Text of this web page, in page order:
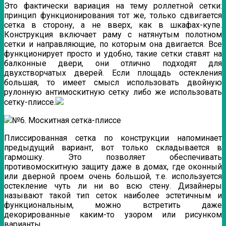
Это фактически вариация на тему роллетной сетки:
принцип функционирования тот же, только сдвигается
сетка в сторону, а не вверх, как в шкафах-купе.
Конструкция включает раму с натянутым полотном
сетки и направляющие, по которым она двигается. Все
функционирует просто и удобно, такие сетки ставят на
балконные двери, они отлично подходят для
двухстворчатых дверей. Если площадь остекления
большая, то имеет смысл использовать двойную
рулонную антимоскитную сетку либо же использовать
сетку-плиссе.
№6. Москитная сетка-плиссе
Плиссированная сетка по конструкции напоминает
предыдущий вариант, вот только складывается в
гармошку. Это позволяет обеспечивать
противомоскитную защиту даже в домах, где оконный
или дверной проем очень большой, т.е. используется
остекление чуть ли ни во всю стену. Дизайнеры
называют такой тип сеток наиболее эстетичным и
функциональным, можно встретить даже
декорированные каким-то узором или рисунком